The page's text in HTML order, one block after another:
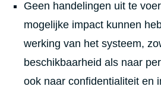
Geen handelingen uit te
mogelijke impact kunnen
werking van het systeem,
beschikbaarheid als naar
ook naar confidentialiteit en